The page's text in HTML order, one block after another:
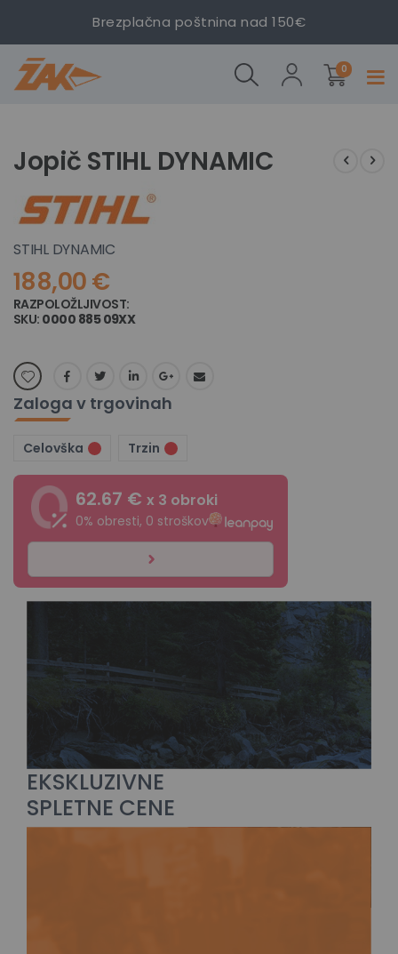
Brezplačna poštnina nad 150€
0izdelki
na
konec
slik
Jopič
STIHL
na
začetek
slik
Jopič STIHL DYNAMIC
STIHL DYNAMIC
188,00 €
RAZPOLOŽLJIVOST:
SKU 0000 885 09XX
Zaloga v trgovinah
Celovška Trzin
62.67 € x 3 obroki
0% obresti, 0 stroškov
EKSKLUZIVNE
SPLETNE CENE